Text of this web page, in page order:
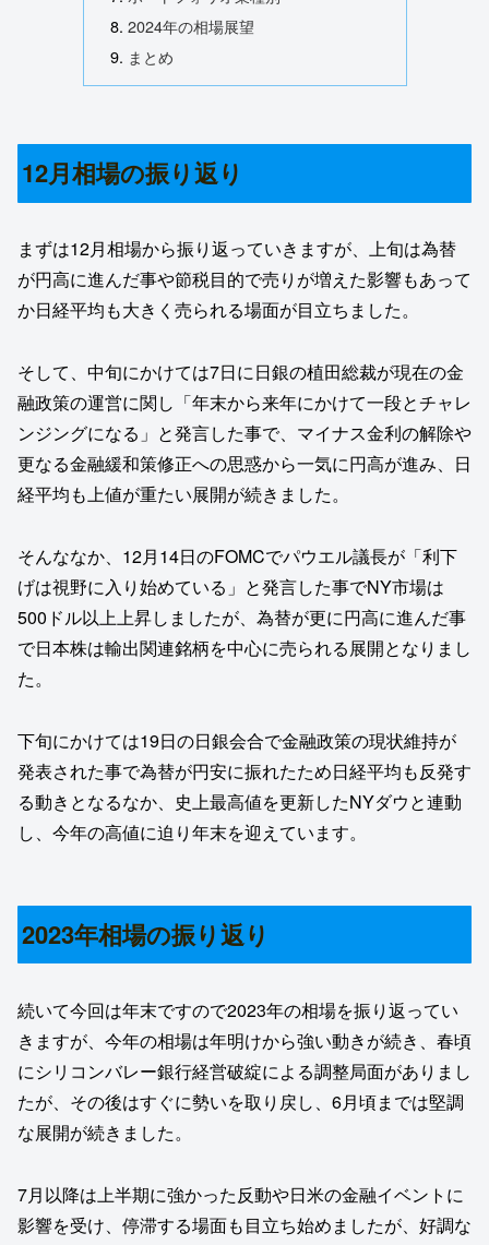
2024年の相場展望
まとめ
12月相場の振り返り
まずは12月相場から振り返っていきますが、上旬は為替
が円高に進んだ事や節税目的で売りが増えた影響もあって
か日経平均も大きく売られる場面が目立ちました。
そして、中旬にかけては7日に日銀の植田総裁が現在の金
融政策の運営に関し「年末から来年にかけて一段とチャレ
ンジングになる」と発言した事で、マイナス金利の解除や
更なる金融緩和策修正への思惑から一気に円高が進み、日
経平均も上値が重たい展開が続きました。
そんななか、12月14日のFOMCでパウエル議長が「利下
げは視野に入り始めている」と発言した事でNY市場は
500ドル以上上昇しましたが、為替が更に円高に進んだ事
で日本株は輸出関連銘柄を中心に売られる展開となりまし
た。
下旬にかけては19日の日銀会合で金融政策の現状維持が
発表された事で為替が円安に振れたため日経平均も反発す
る動きとなるなか、史上最高値を更新したNYダウと連動
し、今年の高値に迫り年末を迎えています。
2023年相場の振り返り
続いて今回は年末ですので2023年の相場を振り返ってい
きますが、今年の相場は年明けから強い動きが続き、春頃
にシリコンバレー銀行経営破綻による調整局面がありまし
たが、その後はすぐに勢いを取り戻し、6月頃までは堅調
な展開が続きました。
7月以降は上半期に強かった反動や日米の金融イベントに
影響を受け、停滞する場面も目立ち始めましたが、好調な